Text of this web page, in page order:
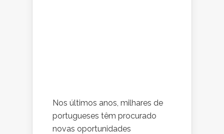
Nos últimos anos, milhares de
portugueses têm procurado
novas oportunidades